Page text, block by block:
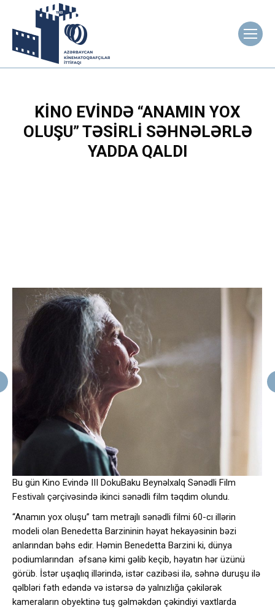
KINO EVINDƏ “ANAMIN YOX
OLUŞU” TƏSIRLI SƏHNƏLƏRLƏ
YADDA QALDI
Bu gün Kino Evində III DokuBaku Beynəlxalq Sənədli Film
Festivalı çərçivəsində ikinci sənədli film təqdim olundu.
“Anamın yox oluşu” tam metrajlı sənədli filmi 60-cı illərin
modeli olan Benedetta Barzininin həyat hekayəsinin bəzi
anlarından bəhs edir. Həmin Benedetta Barzini ki, dünya
podiumlarından əfsanə kimi gəlib keçib, həyatın hər üzünü
görüb. İstər uşaqlıq illərində, istər cazibəsi ilə, səhnə duruşu ilə
qəlbləri fəth edəndə və istərsə də yalnızlığa çəkilərək
kameraların obyektinə tuş gəlməkdən çəkindiyi vaxtlarda